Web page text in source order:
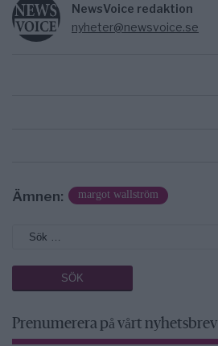
NewsVoice redaktion
nyheter@newsvoice.se
Ämnen: margot wallström
Prenumerera på vårt nyhetsbrev